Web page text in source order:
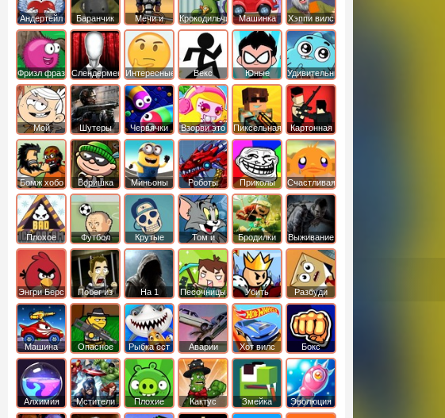
Андертейл
Баранчик
Шон
Мечи и
Сандали
Крокодильчик
Свомпи
Машинка
Вилли
Хэппи вилс
Фризл фраз Слендермен Интересные Векс
Юные
титаны
вперед
Удивительный
мир
Гамбола
Мой
шумный
дом
Шутеры Червячки Взорви это
Пиксельная
война
Картонная
башка
Бомж хобо
Воришка
боб
Миньоны
Роботы
динозавры
Приколы
Счастливая
обезьянка
Плохое
мороженое
Футбол
головами
Крутые
Том и
джерри
Бродилки
Приключения
Выживание
Энгри Берс
Побег из
тюрьмы
На 1 Песочницы
Убить
короля
Разбуди
коробку
Машина
ест
машину
Опасное
оружие
Рыбка ест
рыбку
Аварии
машин
Хот вилс Бокс
Алхимия Мстители
Плохие
свинки
Кактус
маккой
Змейка Эволюция